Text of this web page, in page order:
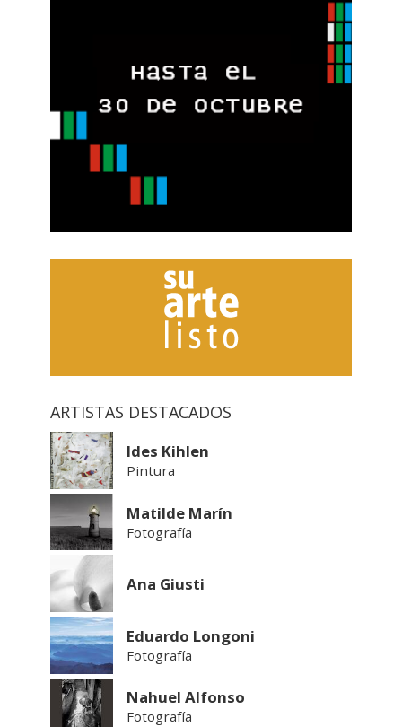
ARTISTAS DESTACADOS
Ides Kihlen
Pintura
Matilde Marín
Fotografía
Ana Giusti
Eduardo Longoni
Fotografía
Nahuel Alfonso
Fotografía